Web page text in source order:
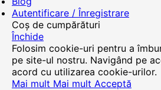
Autentificare / Înregistrare
Coș de cumpărături
Închide
Folosim cookie-uri pentru a
pe site-ul nostru. Navigând pe
acord cu utilizarea cookie-urilor.
Mai mult Mai mult Acceptă